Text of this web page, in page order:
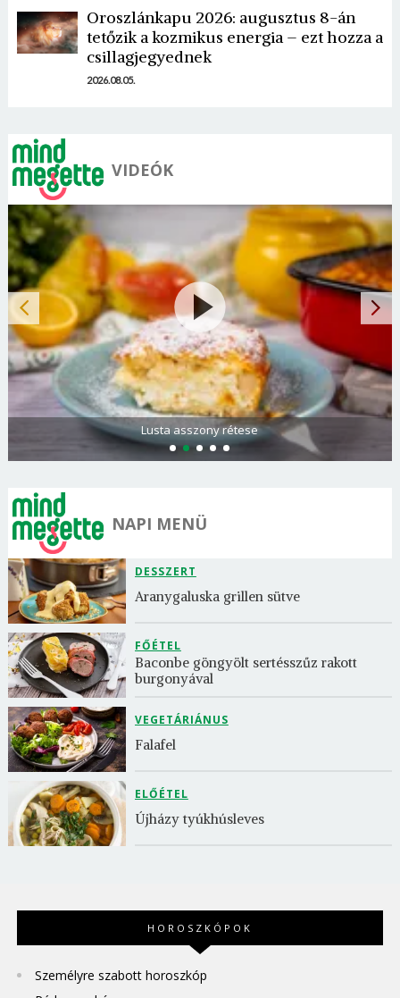
Oroszlánkapu 2026: augusztus 8-án
tetőzik a kozmikus energia – ezt hozza a
csillagjegyednek
2026.08.05.
VIDEÓK
Lusta asszony rétese
NAPI MENÜ
DESSZERT
Aranygaluska grillen sütve
FŐÉTEL
Baconbe göngyölt sertésszűz rakott
burgonyával
VEGETÁRIÁNUS
Falafel
ELŐÉTEL
Újházy tyúkhúsleves
HOROSZKÓPOK
Személyre szabott horoszkóp
Jelszó